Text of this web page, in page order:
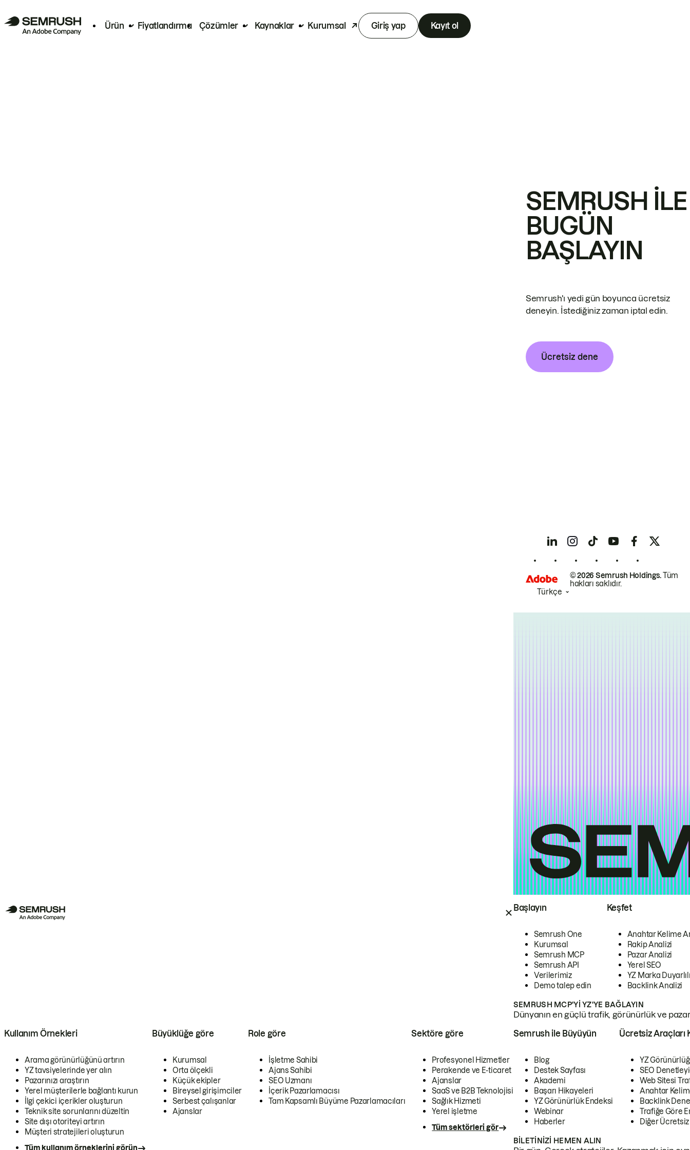
Ürün Fiyatlandırma Çözümler Kaynaklar Kurumsal Giriş yap Kayıt ol
Başlayın
Semrush One
Kurumsal
Semrush MCP
Semrush API
Verilerimiz
Demo talep edin
Keşfet
Anahtar Kelime
Rakip Analizi
Pazar Analizi
Yerel SEO
YZ Marka
Backlink Analizi
SEMRUSH MCP'YI YZ'YE BAĞLAYIN
Dünyanın en güçlü trafik, görünürlük ve
Kullanım Örnekleri
Arama görünürlüğünü artırın
YZ tavsiyelerinde yer alın
Pazarınızı araştırın
Yerel müşterilerle bağlantı kurun
İlgi çekici içerikler oluşturun
Teknik site sorunlarını düzeltin
Site dışı otoriteyi artırın
Müşteri stratejileri oluşturun
Tüm kullanım örneklerini görün
Büyüklüğe göre
Kurumsal
Orta ölçekli
Küçük ekipler
Bireysel girişimciler
Serbest çalışanlar
Ajanslar
Role göre
İşletme Sahibi
Ajans Sahibi
SEO Uzmanı
İçerik Pazarlamacısı
Tam Kapsamlı Büyüme Pazarlamacıları
Sektöre göre
Profesyonel Hizmetler
Perakende ve E-ticaret
Ajanslar
SaaS ve B2B Teknolojisi
Sağlık Hizmeti
Yerel işletme
Tüm sektörleri gör
Semrush ile Büyüyün
Blog
Destek Sayfası
Akademi
Başarı Hikayeleri
YZ Görünürlük Endeksi
Webinar
Haberler
Ücretsiz Araçları
YZ
SEO
Web Sitesi
Anahtar
Backlink
Trafiğe Göre
Diğer
BILETINIZI HEMEN ALIN
SEMRUSH ILE
BUGÜN
BAŞLAYIN
Semrush'ı yedi gün boyunca ücretsiz
deneyin. İstediğiniz zaman iptal edin.
Ücretsiz dene
© 2026 Semrush Holdings.Tüm
hakları saklıdır.
Türkçe